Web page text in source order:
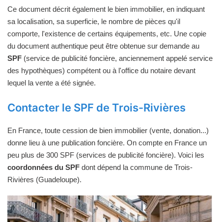
Ce document décrit également le bien immobilier, en indiquant
sa localisation, sa superficie, le nombre de pièces qu'il
comporte, l'existence de certains équipements, etc. Une copie
du document authentique peut être obtenue sur demande au
SPF (service de publicité foncière, anciennement appelé service
des hypothèques) compétent ou à l'office du notaire devant
lequel la vente a été signée.
Contacter le SPF de Trois-Rivières
En France, toute cession de bien immobilier (vente, donation...)
donne lieu à une publication foncière. On compte en France un
peu plus de 300 SPF (services de publicité foncière). Voici les
coordonnées du SPF dont dépend la commune de Trois-
Rivières (Guadeloupe).